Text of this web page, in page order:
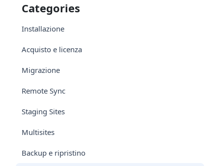
Categories
Installazione
Acquisto e licenza
Migrazione
Remote Sync
Staging Sites
Multisites
Backup e ripristino